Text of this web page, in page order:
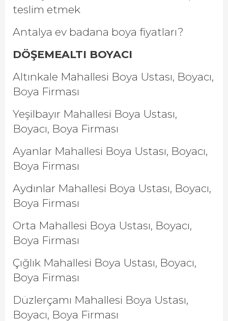
teslim etmek
Antalya ev badana boya fiyatları?
DÖŞEMEALTI BOYACI
Altınkale Mahallesi Boya Ustası, Boyacı,
Boya Firması
Yeşilbayır Mahallesi Boya Ustası,
Boyacı, Boya Firması
Ayanlar Mahallesi Boya Ustası, Boyacı,
Boya Firması
Aydınlar Mahallesi Boya Ustası, Boyacı,
Boya Firması
Orta Mahallesi Boya Ustası, Boyacı,
Boya Firması
Çığlık Mahallesi Boya Ustası, Boyacı,
Boya Firması
Düzlerçamı Mahallesi Boya Ustası,
Boyacı, Boya Firması